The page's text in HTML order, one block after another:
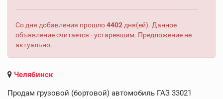
Со дня добавления прошло4402 дня(ей). Данное
объявление считается - устаревшим. Предложение не
актуально.
Челябинск
Продам грузовой (бортовой) автомобиль ГАЗ 33021